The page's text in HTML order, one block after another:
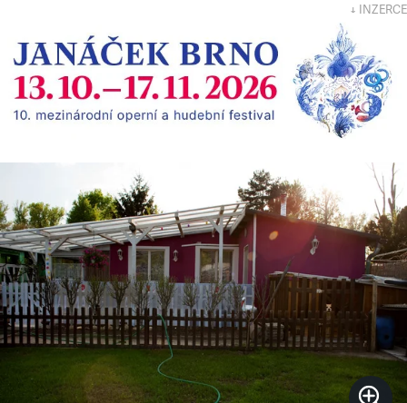
↓ INZERCE